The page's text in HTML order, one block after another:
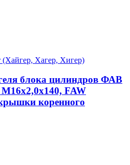
(Хайгер, Хагер, Хигер)
блока цилиндров ФАВ
FAW
коренного